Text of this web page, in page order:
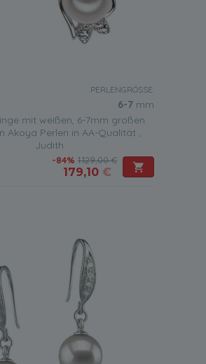
PERLENGRÖSSE:
6-7 mm
mit weißen, 6-7mm großen
Akoya Perlen in AA-Qualität ,
Judith
-84% 1.129,00 €
179,10 €